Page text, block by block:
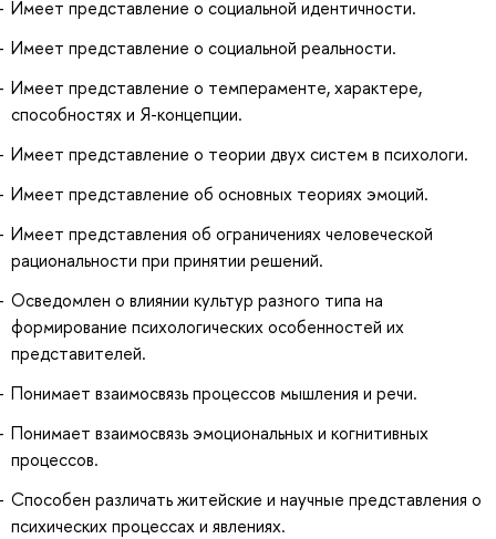
Имеет представление о социальной идентичности.
Имеет представление о социальной реальности.
Имеет представление о темпераменте, характере,
способностях и Я-концепции.
Имеет представление о теории двух систем в психологи.
Имеет представление об основных теориях эмоций.
Имеет представления об ограничениях человеческой
рациональности при принятии решений.
Осведомлен о влиянии культур разного типа на
формирование психологических особенностей их
представителей.
Понимает взаимосвязь процессов мышления и речи.
Понимает взаимосвязь эмоциональных и когнитивных
процессов.
Способен различать житейские и научные представления о
психических процессах и явлениях.